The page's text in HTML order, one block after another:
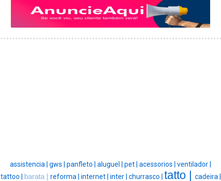
assistencia | gws | panfleto | aluguel | pet | acessorios | ventilador |
tattoo |
barata | reforma | internet | inter | churrasco | tatto | cadeira |